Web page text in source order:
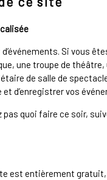
Si vous
une troupe de théâtre,
de salle de
d’enregistrer vos
pas quoi faire ce soir,
est entièrement gratuit,